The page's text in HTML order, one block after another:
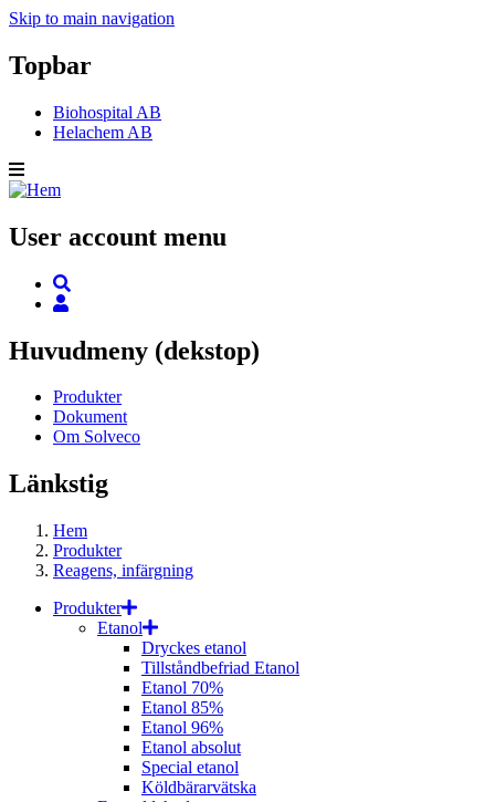
Skip to main navigation
Topbar
Biohospital AB
Helachem AB
User account menu
Huvudmeny (dekstop)
Produkter
Dokument
Om Solveco
Länkstig
Hem
Produkter
Reagens, infärgning
Produkter
Etanol
Dryckes etanol
Tillståndbefriad Etanol
Etanol 70%
Etanol 85%
Etanol 96%
Etanol absolut
Special etanol
Köldbärarvätska